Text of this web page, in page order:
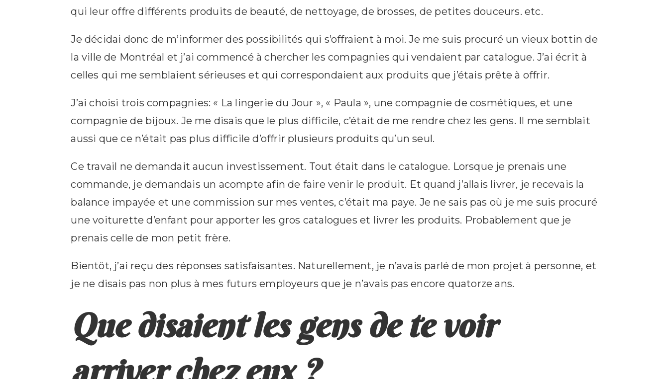
qui leur offre différents produits de beauté, de nettoyage, de brosses, de petites douceurs. etc.
Je décidai donc de m’informer des possibilités qui s’offraient à moi. Je me suis procuré un vieux bottin de
la ville de Montréal et j’ai commencé à chercher les compagnies qui vendaient par catalogue. J’ai écrit à
celles qui me semblaient sérieuses et qui correspondaient aux produits que j’étais prête à offrir.
J’ai choisi trois compagnies: « La lingerie du Jour », « Paula », une compagnie de cosmétiques, et une
compagnie de bijoux. Je me disais que le plus difficile, c’était de me rendre chez les gens. Il me semblait
aussi que ce n’était pas plus difficile d’offrir plusieurs produits qu’un seul.
Ce travail ne demandait aucun investissement. Tout était dans le catalogue. Lorsque je prenais une
commande, je demandais un acompte afin de faire venir le produit. Et quand j’allais livrer, je recevais la
balance impayée et une commission sur mes ventes, c’était ma paye. Je ne sais pas où je me suis procuré
une voiturette d’enfant pour apporter les gros catalogues et livrer les produits. Probablement que je
prenais celle de mon petit frère.
Bientôt, j’ai reçu des réponses satisfaisantes. Naturellement, je n’avais parlé de mon projet à personne, et
je ne disais pas non plus à mes futurs employeurs que je n’avais pas encore quatorze ans.
Que disaient les gens de te voir